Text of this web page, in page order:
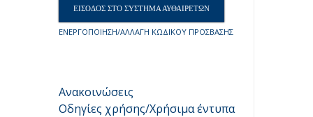
ΕΙΣΟΔΟΣ ΣΤΟ ΣΥΣΤΗΜΑ ΑΥΘΑΙΡΕΤΩΝ
ΕΝΕΡΓΟΠΟΙΗΣΗ/ΑΛΛΑΓΗ ΚΩΔΙΚΟΥ ΠΡΟΣΒΑΣΗΣ
Ανακοινώσεις
Οδηγίες χρήσης/Χρήσιμα έντυπα